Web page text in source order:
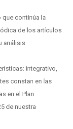
continúa la
de los artículos
análisis
integrativo,
constan en las
en el Plan
de nuestra